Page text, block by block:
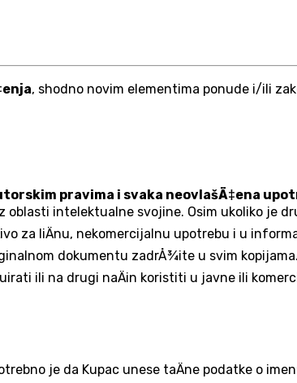
, shodno novim elementima ponude i/ili
pravima i svaka neovlašÄ‡ena
oblasti intelektualne svojine. Osim ukoliko je
za liÄnu, nekomercijalnu upotrebu i u
dokumentu zadrÅ¾ite u svim
ili na drugi naÄin koristiti u javne ili
je da Kupac unese taÄne podatke o